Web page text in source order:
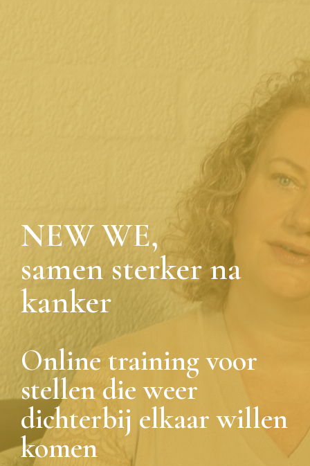
NEW WE,
samen sterker na
kanker
Online training voor
stellen die weer
dichterbij elkaar willen
komen